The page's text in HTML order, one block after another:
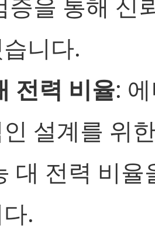
니다.
전력 비율:
설계를 위
대 전력 비율
.